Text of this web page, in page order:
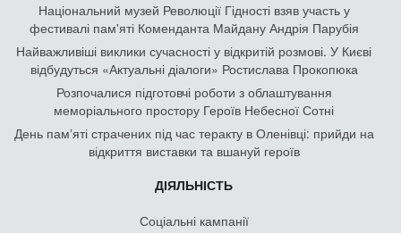
Національний музей Революції Гідності взяв участь у
фестивалі пам'яті Коменданта Майдану Андрія Парубія
Найважливіші виклики сучасності у відкритій розмові. У Києві
відбудуться «Актуальні діалоги» Ростислава Прокопюка
Розпочалися підготовчі роботи з облаштування
меморіального простору Героїв Небесної Сотні
День памʼяті страчених під час теракту в Оленівці: прийди на
відкриття виставки та вшануй героїв
ДІЯЛЬНІСТЬ
Соціальні кампанії